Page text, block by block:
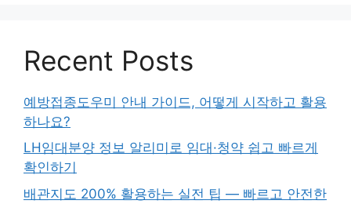
Recent Posts
예방접종도우미 안내 가이드, 어떻게 시작하고 활용
하나요?
LH임대분양 정보 알리미로 임대·청약 쉽고 빠르게
확인하기
배관지도 200% 활용하는 실전 팁 — 빠르고 안전한